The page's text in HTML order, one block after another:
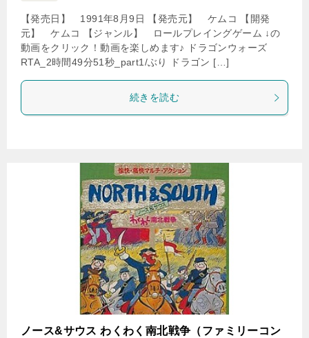
【発売日】 1991年8月9日 【発売元】 ケムコ 【開発
元】 ケムコ 【ジャンル】 ロールプレイングゲーム ↓の
動画をクリック！動画を楽しめます♪ ドラゴンウォーズ
RTA_2時間49分51秒_part1/ぶり ドラゴン […]
続きを読む
ノース&サウス わくわく南北戦争（ファミリーコン